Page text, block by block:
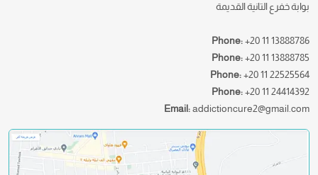
بوابة خفرع التانية القديمة
Phone:+20 11 13888786
Phone:+20 11 13888785
Phone:+20 11 22525564
Phone:+20 11 24414392
Email:addictioncure2@gmail.com